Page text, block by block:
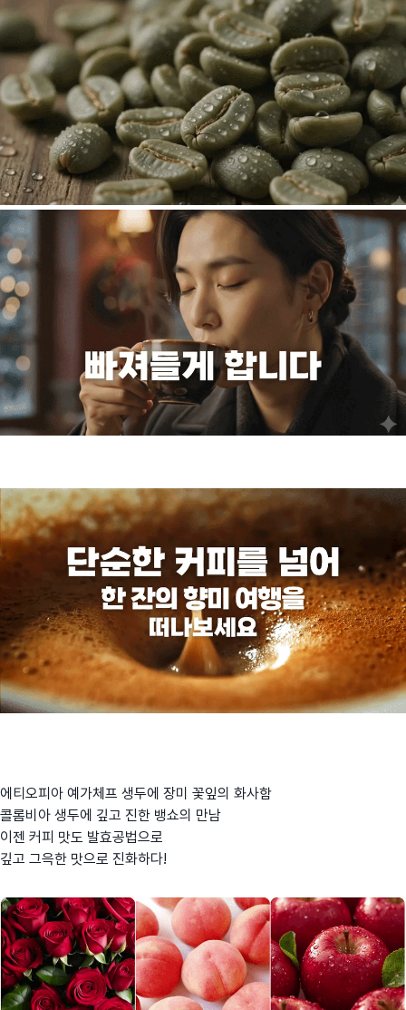
에티오피아 예가체프 생두에 장미 꽃잎의 화사함
콜롬비아 생두에 깊고 진한 뱅쇼의 만남
이젠 커피 맛도 발효공법으로
깊고 그윽한 맛으로 진화하다!